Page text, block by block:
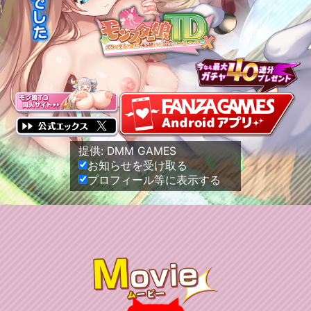
提供: DMM GAMES
お知らせを受け取る
プロフィール等に表示する